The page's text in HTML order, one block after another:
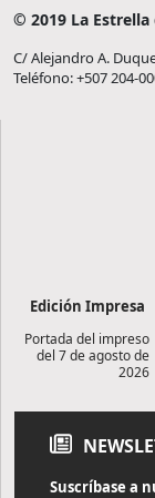
© 2019 La Estrella
C/ Alejandro A.
Teléfono: +507 204-
Edición Impresa
Portada del impreso
del 7 de agosto de
2026
Suscríbase a